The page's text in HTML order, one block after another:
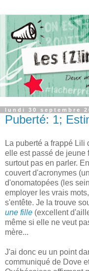
lundi 30 septembre
Puberté: 1;
La puberté a frappé Lili
elle est passé de jeune
surtout pas en parler.
couvert d'acronymes
d'onomatopées (les
employer les vrais
s'entête. Je la trouve
une fille (excellent
même si elle ne veut
mère...
J'ai donc eu un point
communiqué de Dove